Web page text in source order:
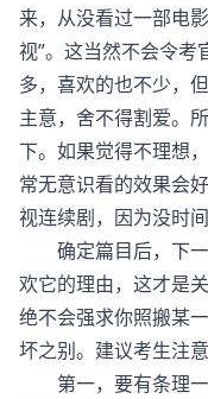
来，从没看过一部电
视”。这当然不会令
多，喜欢的也不少，
主意，舍不得割爱。
下。如果觉得不理想
常无意识看的效果会
视连续剧，因为没时间
确定篇目后，下一
欢它的理由，这才是
绝不会强求你照搬某
坏之别。建议考生注意
第一，要有条理一